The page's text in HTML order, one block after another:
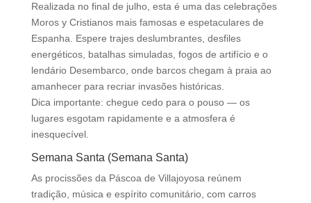
Realizada no final de julho, esta é uma das celebrações
Moros y Cristianos mais famosas e espetaculares de
Espanha. Espere trajes deslumbrantes, desfiles
energéticos, batalhas simuladas, fogos de artifício e o
lendário Desembarco, onde barcos chegam à praia ao
amanhecer para recriar invasões históricas.
Dica importante: chegue cedo para o pouso — os
lugares esgotam rapidamente e a atmosfera é
inesquecível.
Semana Santa (Semana Santa)
As procissões da Páscoa de Villajoyosa reúnem
tradição, música e espírito comunitário, com carros